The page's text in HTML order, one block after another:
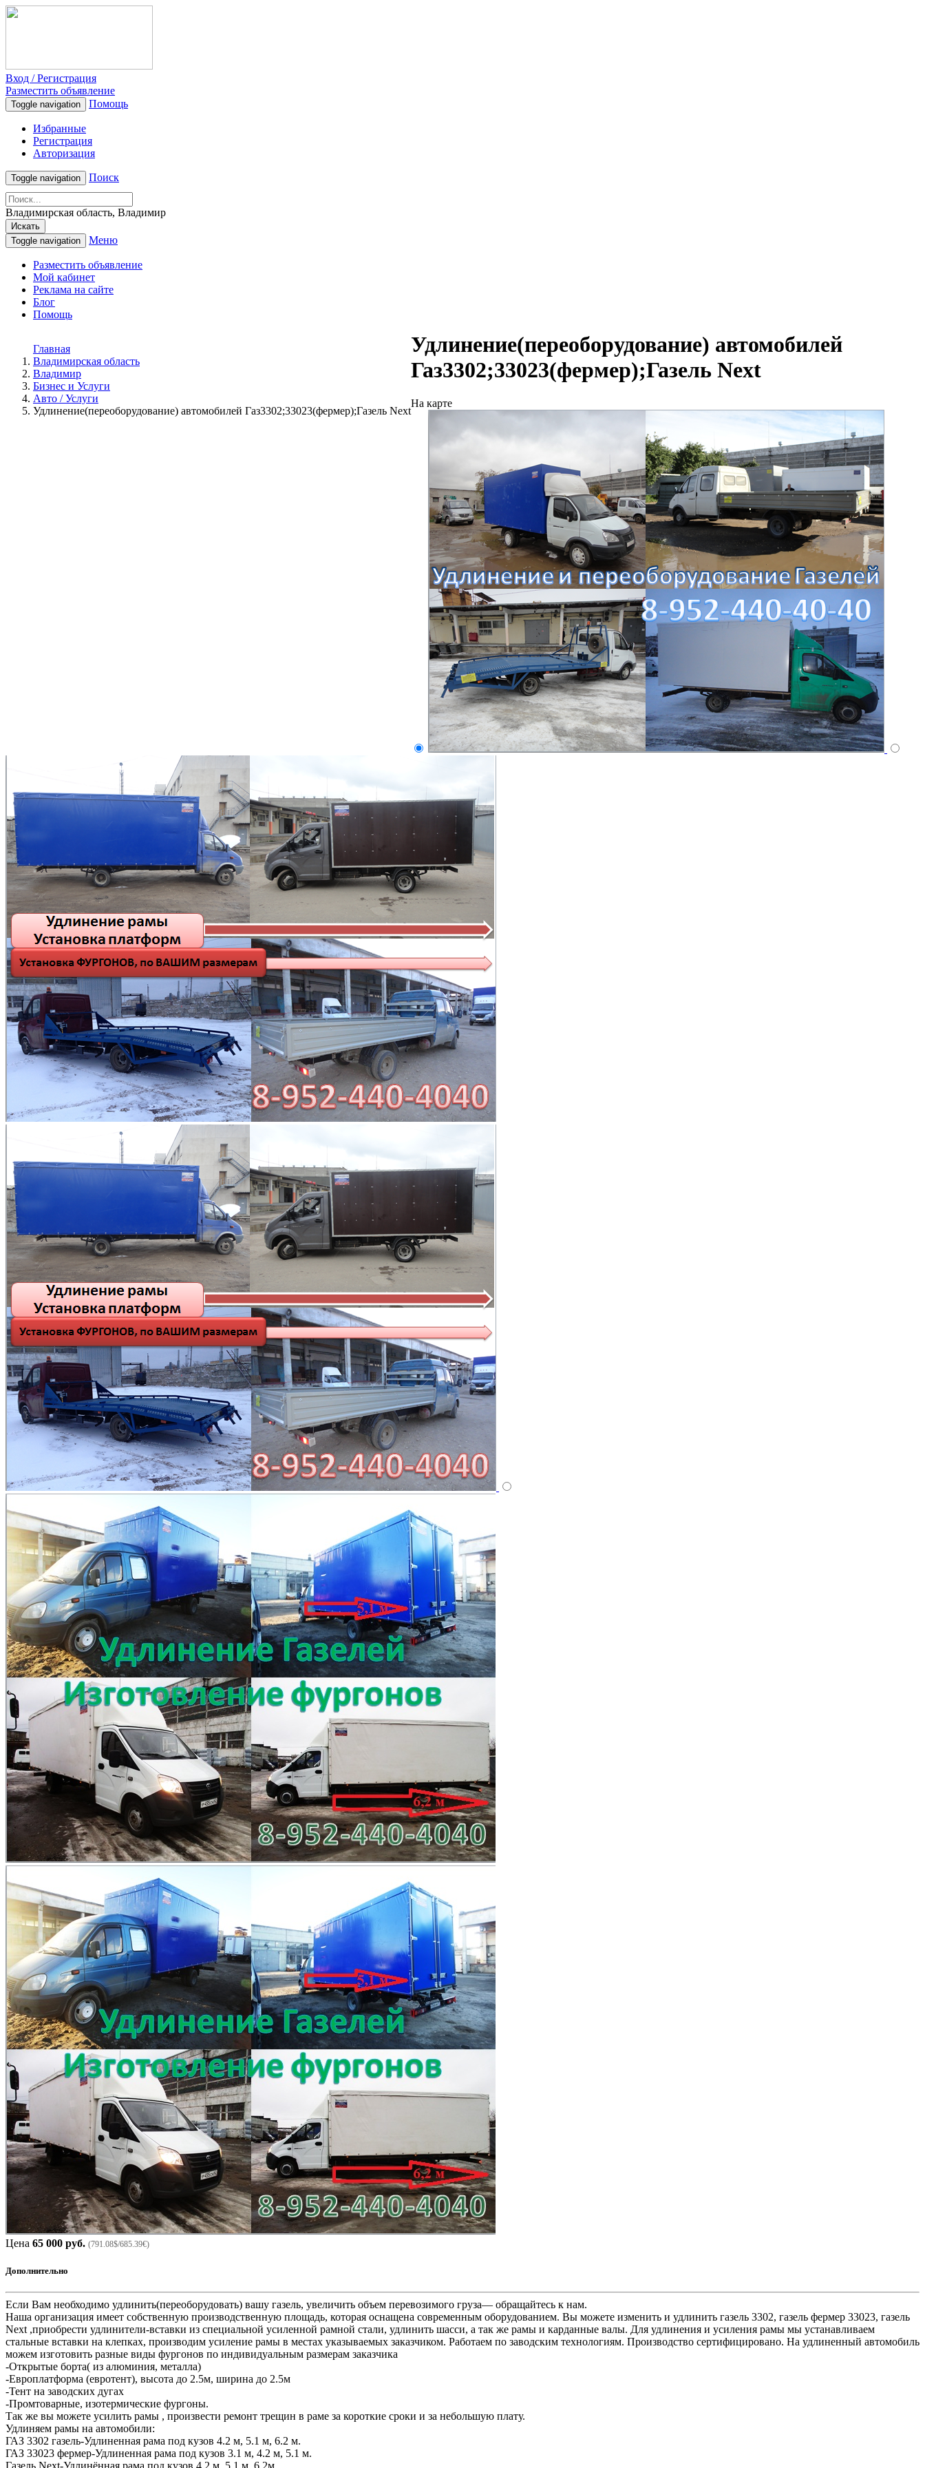
Вход / Регистрация
Разместить объявление
Toggle navigation Помощь
Избранные
Регистрация
Авторизация
Toggle navigation Поиск
Владимирская область, Владимир
Искать
Toggle navigation
Меню
Разместить объявление
Мой кабинет
Реклама на сайте
Блог
Помощь
Главная
Владимирская область
Владимир
Бизнес и Услуги
Авто / Услуги
Удлинение(переоборудование) автомобилей Газ3302;33023(фермер);Газель Next
Удлинение(переоборудование) автомобилей
Газ3302;33023(фермер);Газель Next
На карте
Цена 65 000 руб. (791.08$/685.39€)
Дополнительно
Если Вам необходимо удлинить(переоборудовать) вашу газель, увеличить объем перевозимого груза— обращайтесь к нам.
Наша организация имеет собственную производственную площадь, которая оснащена современным оборудованием. Вы можете изменить и удлинить газель 3302, газель фермер 33023, газель
Next ,приобрести удлинители-вставки из специальной усиленной рамной стали, удлинить шасси, а так же рамы и карданные валы. Для удлинения и усиления рамы мы устанавливаем
стальные вставки на клепках, производим усиление рамы в местах указываемых заказчиком. Работаем по заводским технологиям. Производство сертифицировано. На удлиненный автомобиль
можем изготовить разные виды фургонов по индивидуальным размерам заказчика
-Открытые борта( из алюминия, металла)
-Европлатформа (евротент), высота до 2.5м, ширина до 2.5м
-Тент на заводских дугах
-Промтоварные, изотермические фургоны.
Так же вы можете усилить рамы , произвести ремонт трещин в раме за короткие сроки и за небольшую плату.
Удлиняем рамы на автомобили:
ГАЗ 3302 газель-Удлиненная рама под кузов 4.2 м, 5.1 м, 6.2 м.
ГАЗ 33023 фермер-Удлиненная рама под кузов 3.1 м, 4.2 м, 5.1 м.
Газель Next-Удлинённая рама под кузов 4.2 м, 5.1 м, 6.2м